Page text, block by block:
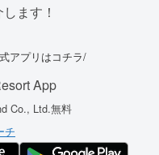
ます！
アプリはコチラ/
App
Co., Ltd.無料
チ